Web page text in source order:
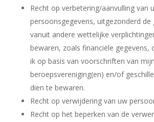
Recht op verbetering/aanvulling van
persoonsgegevens, uitgezonderd de
vanuit andere wettelijke
bewaren, zoals financiële gegevens,
ik op basis van voorschriften van mijn
beroepsvereniging(en) en/of
dien te bewaren.
Recht op verwijdering van uw
Recht op het beperken van de